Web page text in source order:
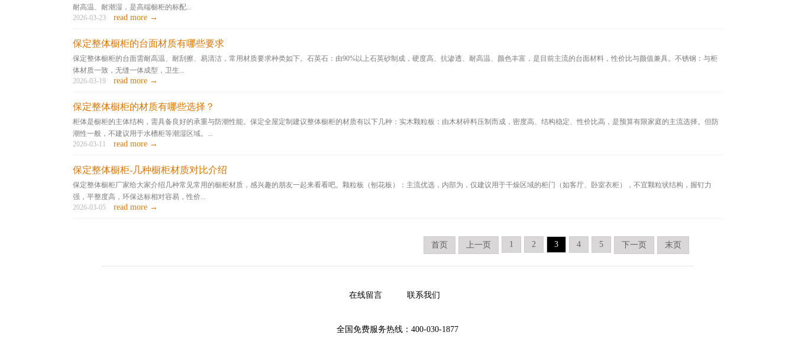
耐高温、耐潮湿，是‌高端橱柜的标配...
2026-03-23
read more →
保定整体橱柜的台面材质有哪些要求
保定整体橱柜的台面需耐高温、耐刮擦、易清洁，常用材质要求种类如下。‌石英石‌：由90%以上石英砂制成，硬度高、抗渗透、耐高温、颜色丰富，是目前主流的台面材料，性价比与颜值兼具。‌‌不锈钢‌：与柜
体材质一致，无缝一体成型，卫生...
2026-03-19
read more →
保定整体橱柜的材质有哪些选择？
柜体是橱柜的主体结构，需具备良好的承重与防潮性能。保定全屋定制建议整体橱柜的材质有以下几种：‌实木颗粒板‌：由木材碎料压制而成，密度高、结构稳定、性价比高，是预算有限家庭的主流选择。但防
潮性一般，不建议用于水槽柜等潮湿区域。...
2026-03-11
read more →
保定整体橱柜-几种橱柜材质对比介绍
保定整体橱柜厂家给大家介绍几种常见常用的橱柜材质，感兴趣的朋友一起来看看吧。‌颗粒板（刨花板）‌：主流优选，内部为‌，仅建议用于‌干燥区域的柜门（如客厅、卧室衣柜），不宜颗粒状结构，握钉力
强，平整度高，环保达标相对容易，性价...
2026-03-05
read more →
首页 上一页 1 2 3 4 5 下一页 末页
在线留言 联系我们
全国免费服务热线：400-030-1877